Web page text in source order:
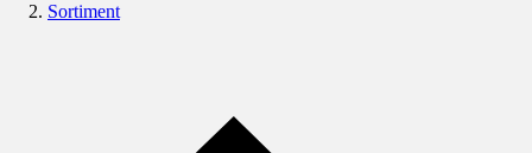
Sortiment